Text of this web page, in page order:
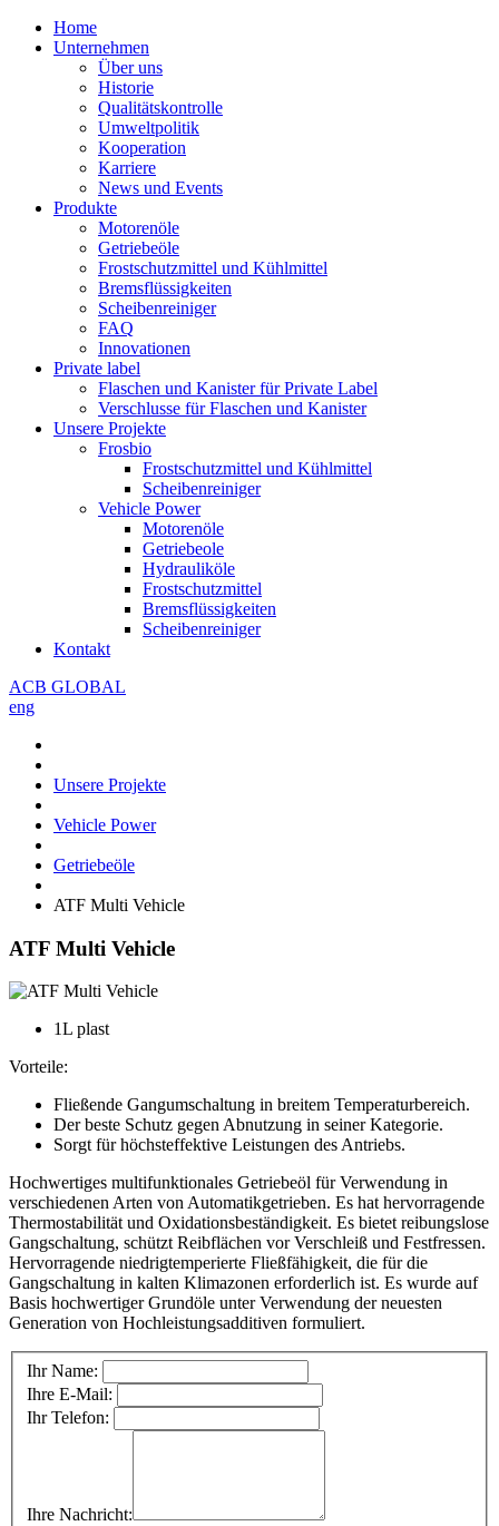
Home
Unternehmen
Über uns
Historie
Qualitätskontrolle
Umweltpolitik
Kooperation
Karriere
News und Events
Produkte
Motorenöle
Getriebeöle
Frostschutzmittel und Kühlmittel
Bremsflüssigkeiten
Scheibenreiniger
FAQ
Innovationen
Private label
Flaschen und Kanister für Private Label
Verschlusse für Flaschen und Kanister
Unsere Projekte
Frosbio
Frostschutzmittel und Kühlmittel
Scheibenreiniger
Vehicle Power
Motorenöle
Getriebeole
Hydrauliköle
Frostschutzmittel
Bremsflüssigkeiten
Scheibenreiniger
Kontakt
ACB GLOBAL
eng
Unsere Projekte
Vehicle Power
Getriebeöle
ATF Multi Vehicle
ATF Multi Vehicle
1L plast
Vorteile:
Fließende Gangumschaltung in breitem Temperaturbereich.
Der beste Schutz gegen Abnutzung in seiner Kategorie.
Sorgt für höchsteffektive Leistungen des Antriebs.
Hochwertiges multifunktionales Getriebeöl für Verwendung in
verschiedenen Arten von Automatikgetrieben. Es hat hervorragende
Thermostabilität und Oxidationsbeständigkeit. Es bietet reibungslose
Gangschaltung, schützt Reibflächen vor Verschleiß und Festfressen.
Hervorragende niedrigtemperierte Fließfähigkeit, die für die
Gangschaltung in kalten Klimazonen erforderlich ist. Es wurde auf
Basis hochwertiger Grundöle unter Verwendung der neuesten
Generation von Hochleistungsadditiven formuliert.
Ihr Name:
Ihre E-Mail:
Ihr Telefon:
Ihre Nachricht: